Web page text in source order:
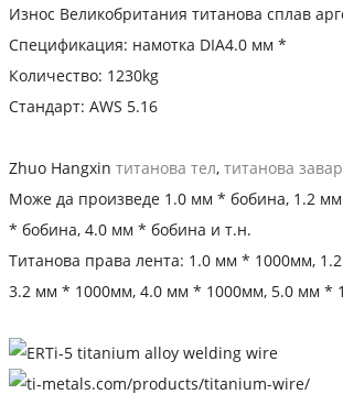
Износ Великобритания титанова сплав
Спецификация: намотка DIA4.0 мм *
Количество: 1230kg
Стандарт: AWS 5.16
Zhuo Hangxin титанова тел, титанова
Може да произведе 1.0 мм * бобина, 1.2
* бобина, 4.0 мм * бобина и т.н.
Титанова права лента: 1.0 мм * 1000мм,
3.2 мм * 1000мм, 4.0 мм * 1000мм, 5.0 мм *